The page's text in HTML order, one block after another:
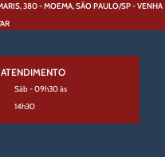
380 - MOEMA, SÃO PAULO/SP - VENHA
Sáb - 09h30 às
14h30